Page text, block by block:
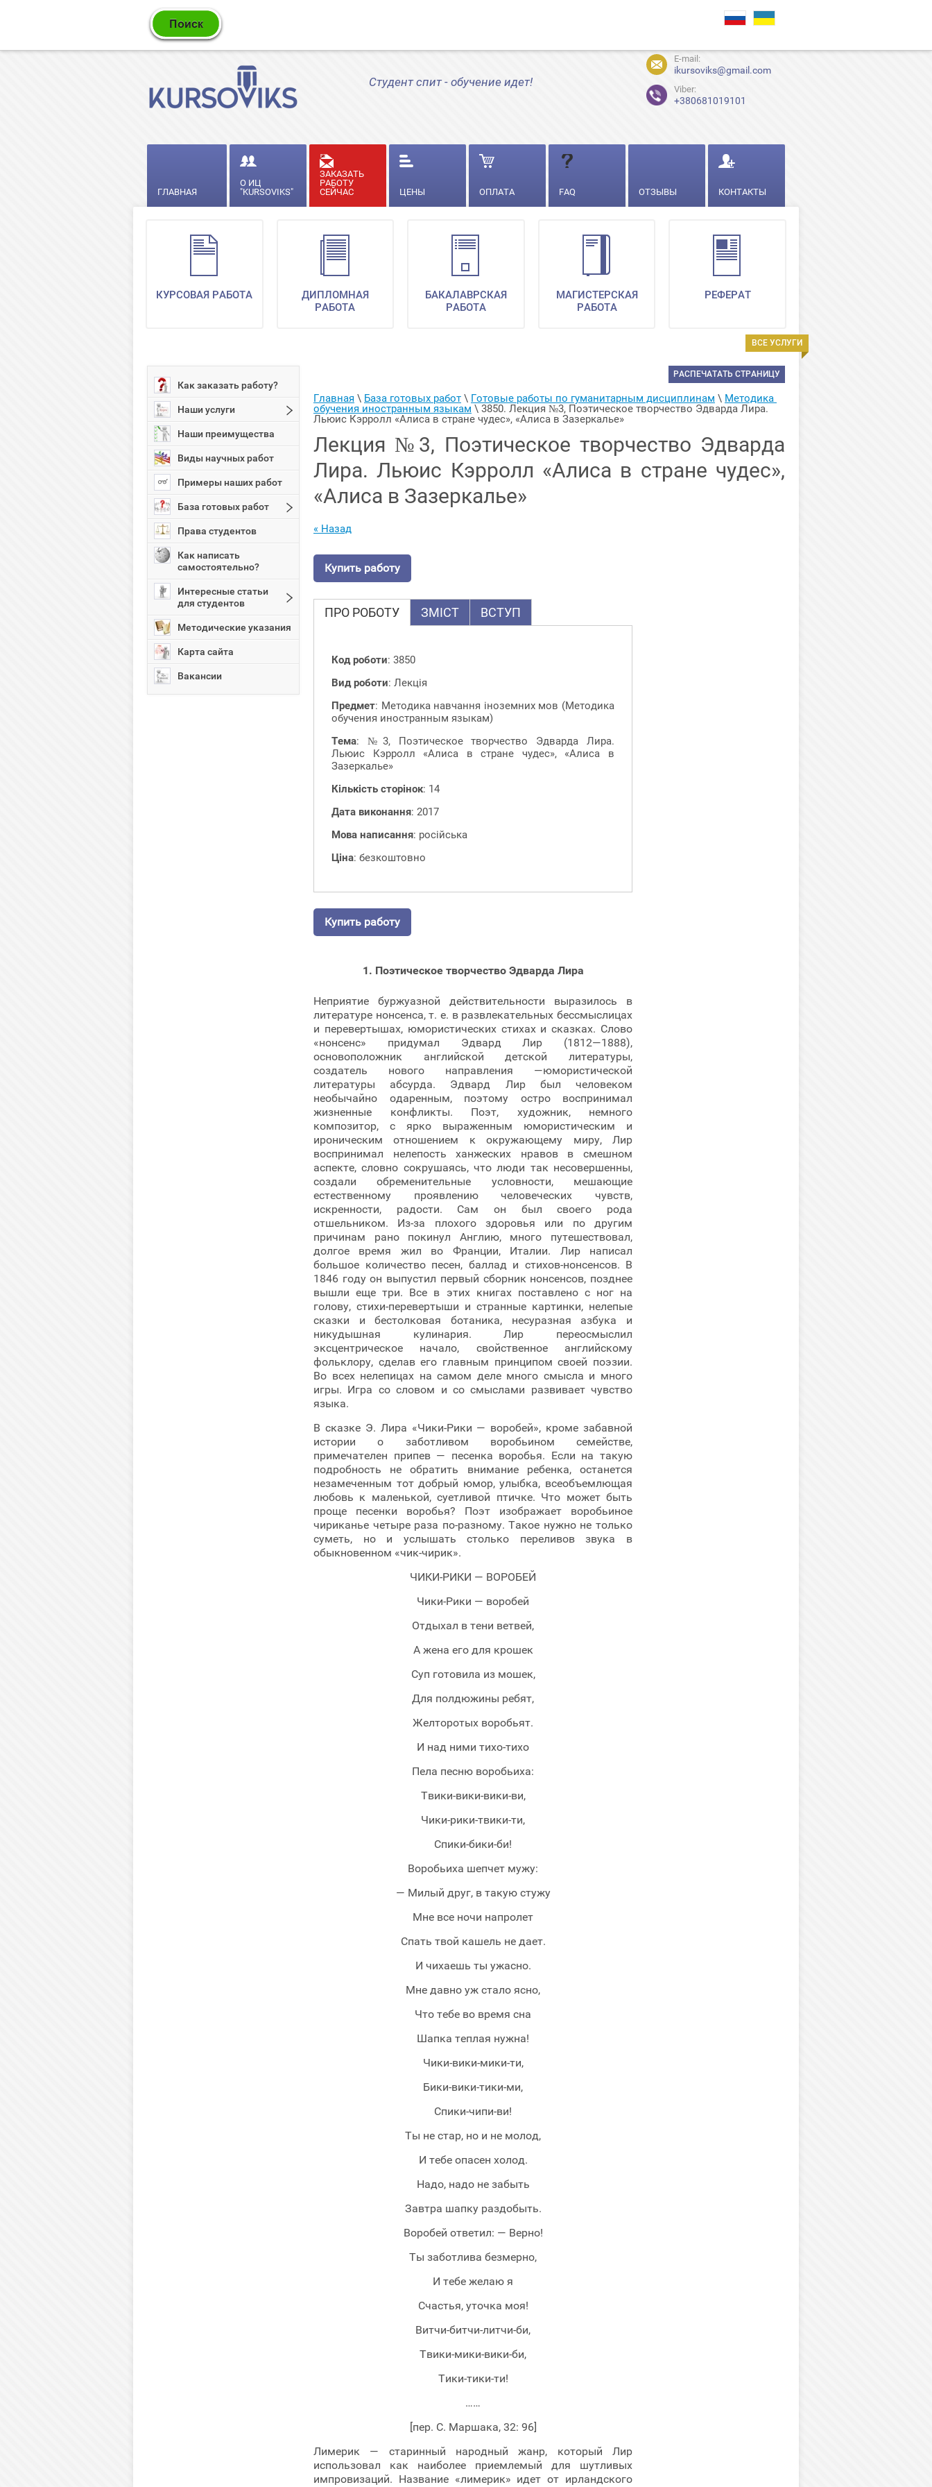
Студент спит - обучение идет!
E-mail:
ikursoviks@gmail.com
Viber:
+380681019101
ГЛАВНАЯ
О ИЦ
"KURSOVIKS"
ЗАКАЗАТЬ
РАБОТУ
СЕЙЧАС
ЦЕНЫ ОПЛАТА FAQ ОТЗЫВЫ КОНТАКТЫ
ВСЕ УСЛУГИ
КУРСОВАЯ РАБОТА
ДИПЛОМНАЯ
РАБОТА
БАКАЛАВРСКАЯ
РАБОТА
МАГИСТЕРСКАЯ
РАБОТА
РЕФЕРАТ
Как заказать работу?
Наши услуги
Наши преимущества
Виды научных работ
Примеры наших работ
База готовых работ
Права студентов
Как написать
самостоятельно?
Интересные статьи
для студентов
Методические указания
Карта сайта
Вакансии
РАСПЕЧАТАТЬ СТРАНИЦУ
Главная \ База готовых работ \ Готовые работы по гуманитарным дисциплинам \ Методика
обучения иностранным языкам \ 3850. Лекция №3, Поэтическое творчество Эдварда Лира.
Льюис Кэрролл «Алиса в стране чудес», «Алиса в Зазеркалье»
Лекция №3, Поэтическое творчество Эдварда
Лира. Льюис Кэрролл «Алиса в стране чудес»,
«Алиса в Зазеркалье»
« Назад
Купить работу
ПРО РОБОТУ ЗМІСТ ВСТУП
Код роботи: 3850
Вид роботи: Лекція
Предмет: Методика навчання іноземних мов (Методика
обучения иностранным языкам)
Тема: №3, Поэтическое творчество Эдварда Лира.
Льюис Кэрролл «Алиса в стране чудес», «Алиса в
Зазеркалье»
Кількість сторінок: 14
Дата виконання: 2017
Мова написання: російська
Ціна: безкоштовно
Купить работу
1. Поэтическое творчество Эдварда Лира
Неприятие буржуазной действительности выразилось в
литературе нонсенса, т. е. в развлекательных бессмыслицах
и перевертышах, юмористических стихах и сказках. Слово
«нонсенс» придумал Эдвард Лир (1812—1888),
основоположник английской детской литературы,
создатель нового направления —юмористической
литературы абсурда. Эдвард Лир был человеком
необычайно одаренным, поэтому остро воспринимал
жизненные конфликты. Поэт, художник, немного
композитор, с ярко выраженным юмористическим и
ироническим отношением к окружающему миру, Лир
воспринимал нелепость ханжеских нравов в смешном
аспекте, словно сокрушаясь, что люди так несовершенны,
создали обременительные условности, мешающие
естественному проявлению человеческих чувств,
искренности, радости. Сам он был своего рода
отшельником. Из-за плохого здоровья или по другим
причинам рано покинул Англию, много путешествовал,
долгое время жил во Франции, Италии. Лир написал
большое количество песен, баллад и стихов-нонсенсов. В
1846 году он выпустил первый сборник нонсенсов, позднее
вышли еще три. Все в этих книгах поставлено с ног на
голову, стихи-перевертыши и странные картинки, нелепые
сказки и бестолковая ботаника, несуразная азбука и
никудышная кулинария. Лир переосмыслил
эксцентрическое начало, свойственное английскому
фольклору, сделав его главным принципом своей поэзии.
Во всех нелепицах на самом деле много смысла и много
игры. Игра со словом и со смыслами развивает чувство
языка.
В сказке Э. Лира «Чики-Рики — воробей», кроме забавной
истории о заботливом воробьином семействе,
примечателен припев — песенка воробья. Если на такую
подробность не обратить внимание ребенка, останется
незамеченным тот добрый юмор, улыбка, всеобъемлющая
любовь к маленькой, суетливой птичке. Что может быть
проще песенки воробья? Поэт изображает воробьиное
чириканье четыре раза по-разному. Такое нужно не только
суметь, но и услышать столько переливов звука в
обыкновенном «чик-чирик».
ЧИКИ-РИКИ — ВОРОБЕЙ
Чики-Рики — воробей
Отдыхал в тени ветвей,
А жена его для крошек
Суп готовила из мошек,
Для полдюжины ребят,
Желторотых воробьят.
И над ними тихо-тихо
Пела песню воробьиха:
Твики-вики-вики-ви,
Чики-рики-твики-ти,
Спики-бики-би!
Воробьиха шепчет мужу:
— Милый друг, в такую стужу
Мне все ночи напролет
Спать твой кашель не дает.
И чихаешь ты ужасно.
Мне давно уж стало ясно,
Что тебе во время сна
Шапка теплая нужна!
Чики-вики-мики-ти,
Бики-вики-тики-ми,
Спики-чипи-ви!
Ты не стар, но и не молод,
И тебе опасен холод.
Надо, надо не забыть
Завтра шапку раздобыть.
Воробей ответил: — Верно!
Ты заботлива безмерно,
И тебе желаю я
Счастья, уточка моя!
Витчи-битчи-литчи-би,
Твики-мики-вики-би,
Тики-тики-ти!
……
[пер. С. Маршака, 32: 96]
Лимерик — старинный народный жанр, который Лир
использовал как наиболее приемлемый для шутливых
импровизаций. Название «лимерик» идет от ирландского